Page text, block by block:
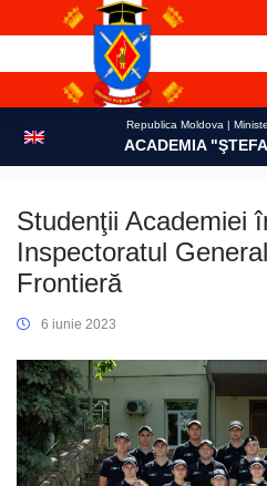
Republica Moldova |
ACADEMIA
Studenţii Academiei
Inspectoratul
Frontieră
6 iunie 2023